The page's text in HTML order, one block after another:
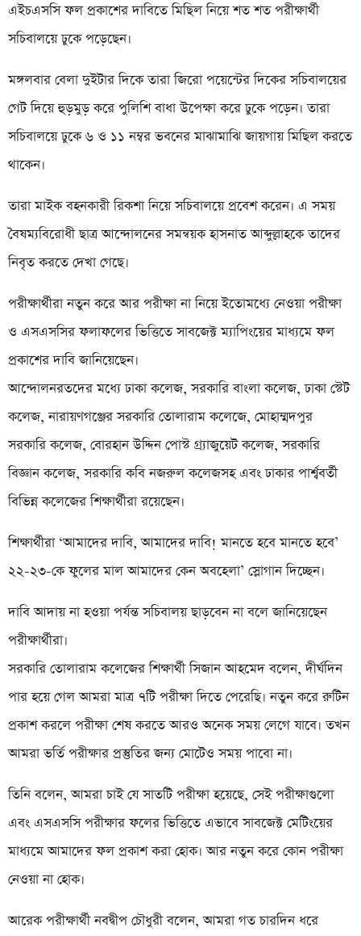
এইচএসসি ফল প্রকাশের দাবিতে মিছিল নিয়ে শত শত পরীক্ষার্থী
সচিবালয়ে ঢুকে পড়েছেন।
মঙ্গলবার বেলা দুইটার দিকে তারা জিরো পয়েন্টের দিকের সচিবালয়ের
গেট দিয়ে হুড়মুড় করে পুলিশি বাধা উপেক্ষা করে ঢুকে পড়েন। তারা
সচিবালয়ে ঢুকে ৬ ও ১১ নম্বর ভবনের মাঝামাঝি জায়গায় মিছিল করতে
থাকেন।
তারা মাইক বহনকারী রিকশা নিয়ে সচিবালয়ে প্রবেশ করেন। এ সময়
বৈষম্যবিরোধী ছাত্র আন্দোলনের সমন্বয়ক হাসনাত আব্দুল্লাহকে তাদের
নিবৃত করতে দেখা গেছে।
পরীক্ষার্থীরা নতুন করে আর পরীক্ষা না নিয়ে ইতোমধ্যে নেওয়া পরীক্ষা
ও এসএসসির ফলাফলের ভিত্তিতে সাবজেক্ট ম্যাপিংয়ের মাধ্যমে ফল
প্রকাশের দাবি জানিয়েছেন।
আন্দোলনরতদের মধ্যে ঢাকা কলেজ, সরকারি বাংলা কলেজ, ঢাকা স্টেট
কলেজ, নারায়ণগঞ্জের সরকারি তোলারাম কলেজে, মোহাম্মদপুর
সরকারি কলেজ, বোরহান উদ্দিন পোস্ট গ্র্যাজুয়েট কলেজ, সরকারি
বিজ্ঞান কলেজ, সরকারি কবি নজরুল কলেজসহ এবং ঢাকার পার্শ্ববর্তী
বিভিন্ন কলেজের শিক্ষার্থীরা রয়েছেন।
শিক্ষার্থীরা ‘আমাদের দাবি, আমাদের দাবি! মানতে হবে মানতে হবে’
২২-২৩-কে ফুলের মাল আমাদের কেন অবহেলা’ স্লোগান দিচ্ছেন।
দাবি আদায় না হওয়া পর্যন্ত সচিবালয় ছাড়বেন না বলে জানিয়েছেন
পরীক্ষার্থীরা।
সরকারি তোলারাম কলেজের শিক্ষার্থী সিজান আহমেদ বলেন, দীর্ঘদিন
পার হয়ে গেল আমরা মাত্র ৭টি পরীক্ষা দিতে পেরেছি। নতুন করে রুটিন
প্রকাশ করলে পরীক্ষা শেষ করতে আরও অনেক সময় লেগে যাবে। তখন
আমরা ভর্তি পরীক্ষার প্রস্তুতির জন্য মোটেও সময় পাবো না।
তিনি বলেন, আমরা চাই যে সাতটি পরীক্ষা হয়েছে, সেই পরীক্ষাগুলো
এবং এসএসসি পরীক্ষার ফলের ভিত্তিতে এভাবে সাবজেক্ট মেটিংয়ের
মাধ্যমে আমাদের ফল প্রকাশ করা হোক। আর নতুন করে কোন পরীক্ষা
নেওয়া না হোক।
আরেক পরীক্ষার্থী নবদ্বীপ চৌধুরী বলেন, আমরা গত চারদিন ধরে